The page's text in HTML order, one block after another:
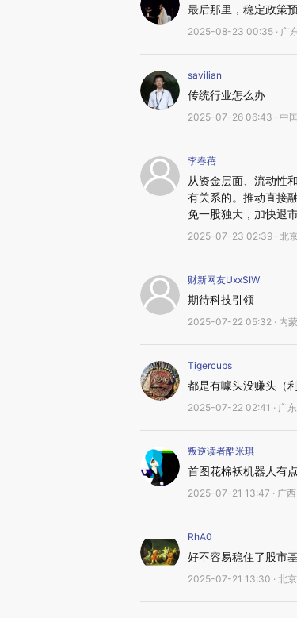
最后那里，稳定政策
2025-08-23 00:35 · 广
savilian
传统行业怎么办
2025-07-26 06:43 · 中国
李春蓓
从资金层面、流动性
有关系的。推动直接
免一股独大，加快退
2025-07-23 02:39 · 北
财新网友UxxSIW
期待科技引领
2025-07-22 05:32 · 内
Tigercubs
都是有噱头没赚头（
2025-07-22 02:41 · 广东
叛逆读者酷米琪
首图花棉袄机器人有
2025-07-21 13:47 · 广西
RhA0
好不容易稳住了股市
2025-07-21 13:30 · 北京